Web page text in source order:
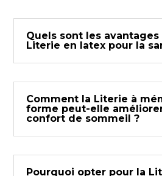
Quels sont les avantages
Literie en latex pour la
Comment la Literie à
forme peut-elle
confort de sommeil ?
Pourquoi opter pour la